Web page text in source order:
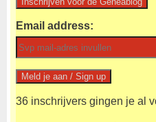
Email address:
36 inschrijvers gingen je al